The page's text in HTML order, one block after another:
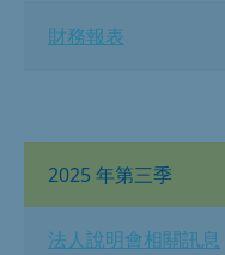
財務報表
2025 年第三季
法人說明會相關訊息